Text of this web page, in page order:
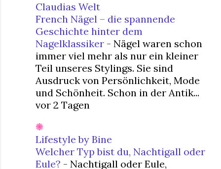
Claudias Welt
French Nägel – die spannende
Geschichte hinter dem
Nagelklassiker - Nägel waren schon
immer viel mehr als nur ein kleiner
Teil unseres Stylings. Sie sind
Ausdruck von Persönlichkeit, Mode
und Schönheit. Schon in der Antik...
vor 2 Tagen
Lifestyle by Bine
Welcher Typ bist du, Nachtigall oder
Eule? - Nachtigall oder Eule,